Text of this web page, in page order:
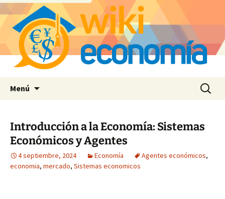
Menú Buscar:
Introducción a la Economía: Sistemas
Económicos y Agentes
4 septiembre, 2024 Economía Agentes económicos,
economia, mercado, Sistemas economicos